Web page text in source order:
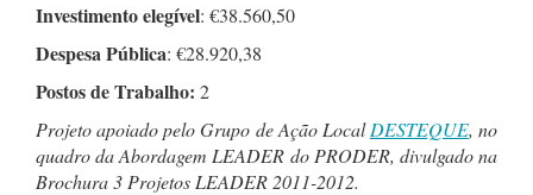
Investimento elegível: €38.560,50
Despesa Pública: €28.920,38
Postos de Trabalho: 2
Projeto apoiado pelo Grupo de Ação LocalDESTEQUE, no
quadro da Abordagem LEADER do PRODER, divulgado na
Brochura 3 Projetos LEADER 2011-2012.